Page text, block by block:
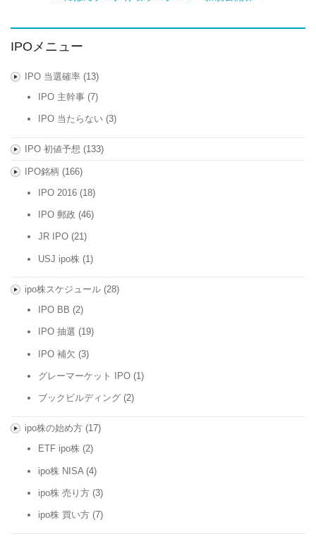
IPOメニュー
IPO 当選確率(13)
IPO 主幹事 (7)
IPO 当たらない (3)
IPO 初値予想 (133)
IPO銘柄 (166)
IPO 2016 (18)
IPO 郵政 (46)
JR IPO (21)
USJ ipo株 (1)
ipo株スケジュール(28)
IPO BB (2)
IPO 抽選 (19)
IPO 補欠 (3)
グレーマーケット IPO (1)
ブックビルディング (2)
ipo株の始め方(17)
ETF ipo株 (2)
ipo株 NISA (4)
ipo株 売り方 (3)
ipo株 買い方 (7)